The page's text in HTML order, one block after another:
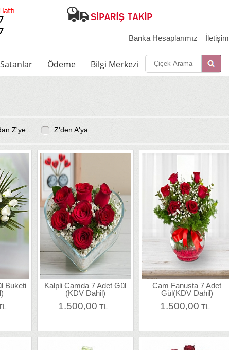
Banka Hesaplarımız İletişim
Ödeme Bilgi Merkezi İletşim
Z'ye Z'den A'ya
Buketi
Kalpli Camda 7 Adet Gül
(KDV Dahil)
1.500,00 TL
Cam Fanusta 7 Adet
Gül(KDV Dahil)
1.500,00 TL